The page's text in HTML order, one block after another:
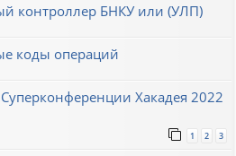
контроллер БНКУ или (УЛП)
коды операций
Хакадея 2022
1 2 3